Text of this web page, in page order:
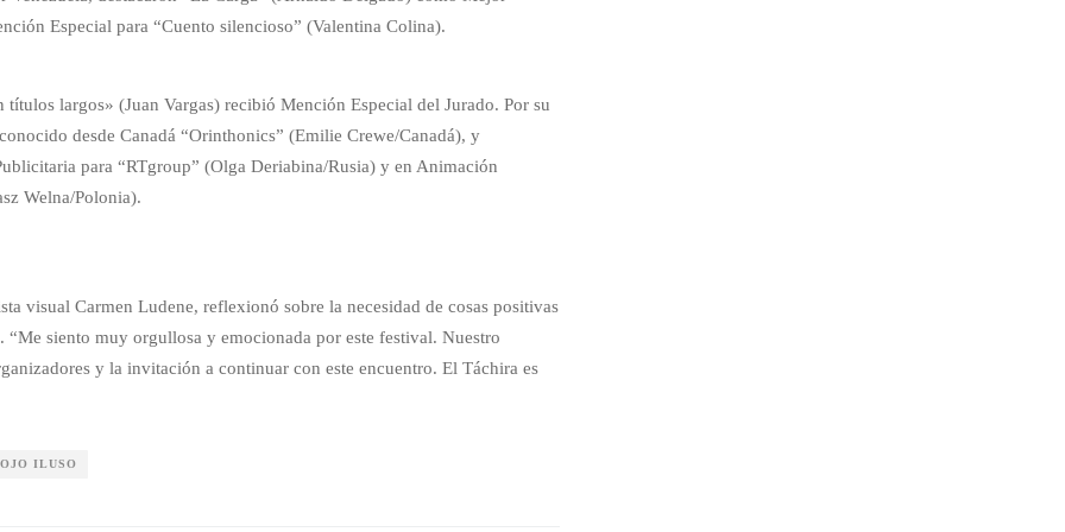
Especial para “Cuento silencioso” (Valentina Colina).
títulos largos» (Juan Vargas) recibió Mención Especial del Jurado. Por su
desde Canadá “Orinthonics” (Emilie Crewe/Canadá), y
para “RTgroup” (Olga Deriabina/Rusia) y en Animación
Welna/Polonia).
visual Carmen Ludene, reflexionó sobre la necesidad de cosas positivas
“Me siento muy orgullosa y emocionada por este festival. Nuestro
y la invitación a continuar con este encuentro. El Táchira es
ILUSO